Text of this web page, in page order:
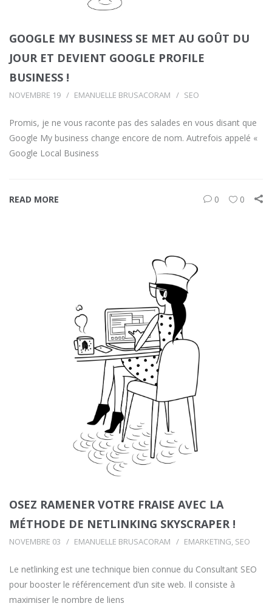
GOOGLE MY BUSINESS SE MET AU GOÛT DU
JOUR ET DEVIENT GOOGLE PROFILE
BUSINESS !
NOVEMBRE 19 EMANUELLE BRUSACORAM SEO
Promis, je ne vous raconte pas des salades en vous disant que
Google My business change encore de nom. Autrefois appelé «
Google Local Business
READ MORE 0 0
OSEZ RAMENER VOTRE FRAISE AVEC LA
MÉTHODE DE NETLINKING SKYSCRAPER !
NOVEMBRE 03 EMANUELLE BRUSACORAM EMARKETING, SEO
Le netlinking est une technique bien connue du Consultant SEO
pour booster le référencement d’un site web. Il consiste à
maximiser le nombre de liens